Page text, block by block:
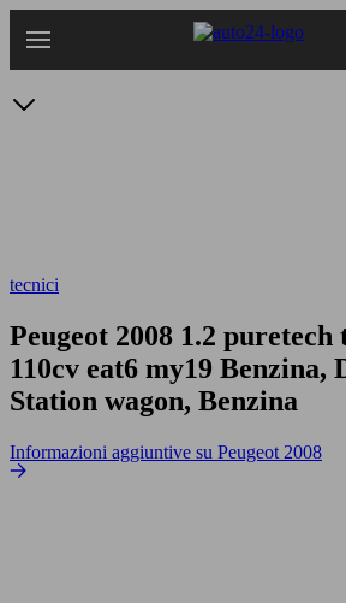
tecnici
Peugeot 2008 1.2
110cv eat6 my19 Benzina,
Station wagon, Benzina
Informazioni aggiuntive su Peugeot 2008